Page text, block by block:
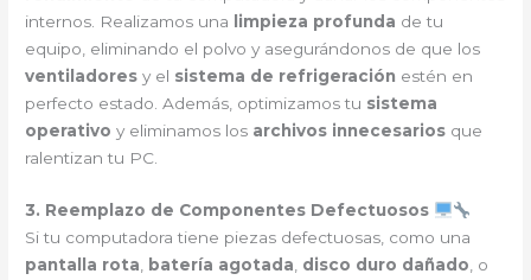
internos. Realizamos una limpieza profunda de tu
equipo, eliminando el polvo y asegurándonos de que los
ventiladores y el sistema de refrigeración estén en
perfecto estado. Además, optimizamos tu sistema
operativo y eliminamos los archivos innecesarios que
ralentizan tu PC.
3. Reemplazo de Componentes Defectuosos
Si tu computadora tiene piezas defectuosas, como una
pantalla rota, batería agotada, disco duro dañado, o